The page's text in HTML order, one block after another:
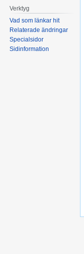
Verktyg
Vad som länkar hit
Relaterade ändringar
Specialsidor
Sidinformation